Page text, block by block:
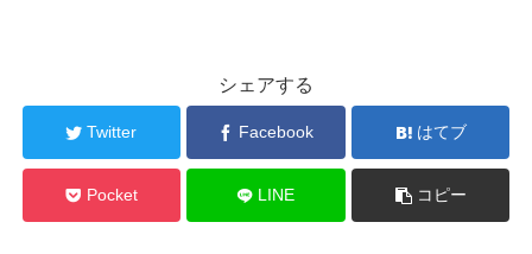
シェアする
Twitter Facebook はてブ
Pocket LINE コピー